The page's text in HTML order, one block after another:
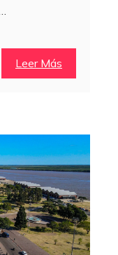
Leer Más